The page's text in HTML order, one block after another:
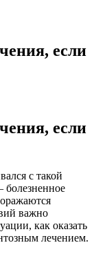
если
если
с такой
болезненное
важно
как оказать
лечением.